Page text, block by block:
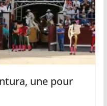
une pour